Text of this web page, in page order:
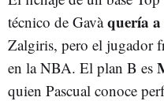
técnico de Gavàquería
Zalgiris, pero el jugador
en la NBA. El plan B es
quien Pascual conoce